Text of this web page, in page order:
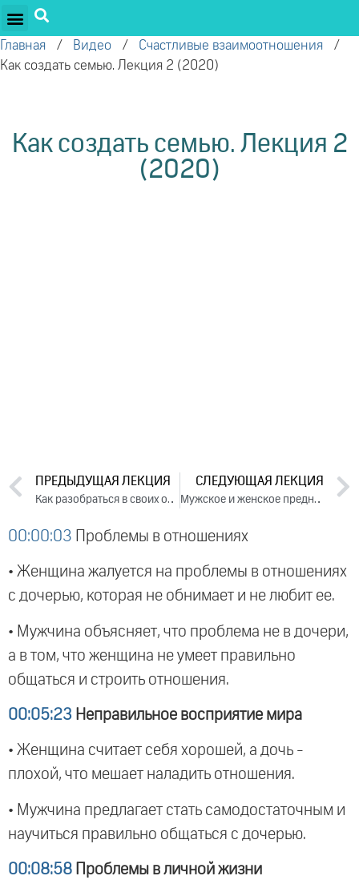
Главная / Видео / Счастливые взаимоотношения /
Как создать семью. Лекция 2 (2020)
Как создать семью. Лекция 2
(2020)
ПРЕДЫДУЩАЯ ЛЕКЦИЯ
Как разобраться в своих отношениях. Лекция 1 (2020)
СЛЕДУЮЩАЯ ЛЕКЦИЯ
Мужское и женское предназначение. Лекция 3 (2020)
00:00:03 Проблемы в отношениях
• Женщина жалуется на проблемы в отношениях
с дочерью, которая не обнимает и не любит ее.
• Мужчина объясняет, что проблема не в дочери,
а в том, что женщина не умеет правильно
общаться и строить отношения.
00:05:23 Неправильное восприятие мира
• Женщина считает себя хорошей, а дочь -
плохой, что мешает наладить отношения.
• Мужчина предлагает стать самодостаточным и
научиться правильно общаться с дочерью.
00:08:58 Проблемы в личной жизни